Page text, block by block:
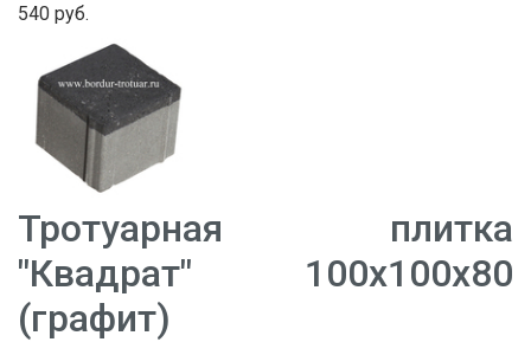
540 руб.
Тротуарная плитка
"Квадрат" 100х100х80
(графит)